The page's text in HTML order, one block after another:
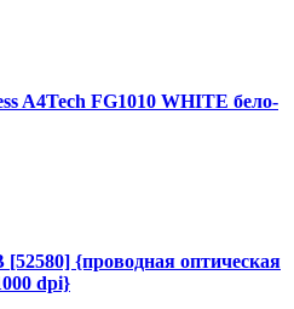
A4Tech FG1010 WHITE бело-
{проводная оптическая
dpi}